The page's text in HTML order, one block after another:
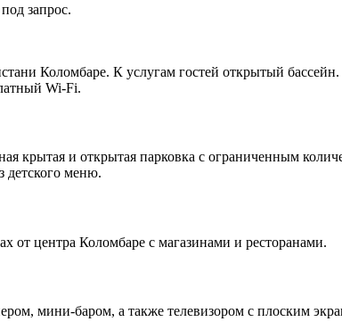
запрос.
Коломбаре. К услугам гостей открытый
Wi-Fi.
крытая и открытая парковка с ограниченным
детского меню.
от центра Коломбаре с магазинами и ресторанами.
мини-баром, а также телевизором с плоским